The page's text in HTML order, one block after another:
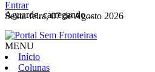
Aguarde, carregando...
Entrar
Sexta-feira, 07 de Agosto 2026
MENU
Início
Colunas